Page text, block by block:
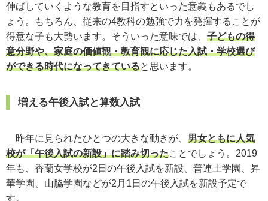
伸ばしていくような教育を目指すといった意義もあるでし
ょう。もちろん、従来の4教科の勉強で力を発揮することが
得意な子も大勢います。そういった意味では、 子どもの得
意分野や、家庭の価値観・教育観に応じた入試・学校選び
ができる時代になってきていると思います。
増える午後入試と算数入試
昨年に見られたひとつの大きな動きが、 男女ともに人気
校が「午後入試の新設」に踏み切ったことでしょう。2019
年も、香蘭女学校が2日の午後入試を新設、普連土学園、昇
華学園、山脇学園などが2月1日の午後入試を新設予定で
す。